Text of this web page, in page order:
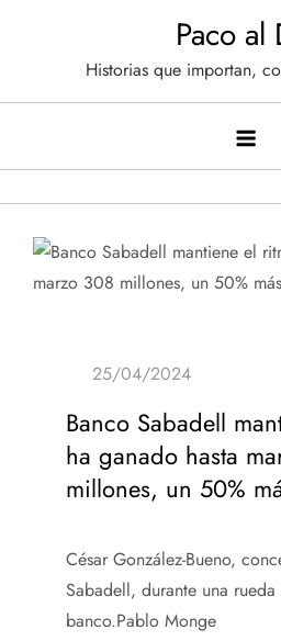
Paco al
Historias que importan,
Banco Sabadell
ha ganado hasta
millones, un 50%
César González-Bueno,
Sabadell, durante una
banco.Pablo Monge